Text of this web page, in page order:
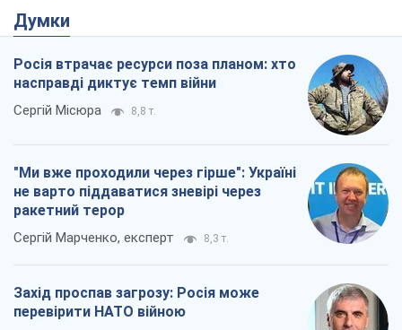
Думки
Росія втрачає ресурси поза планом: хто
насправді диктує темп війни
Сергій Місюра 8,8 т.
"Ми вже проходили через гірше": Україні
не варто піддаватися зневірі через
ракетний терор
Сергій Марченко, експерт 8,3 т.
Захід проспав загрозу: Росія може
перевірити НАТО війною